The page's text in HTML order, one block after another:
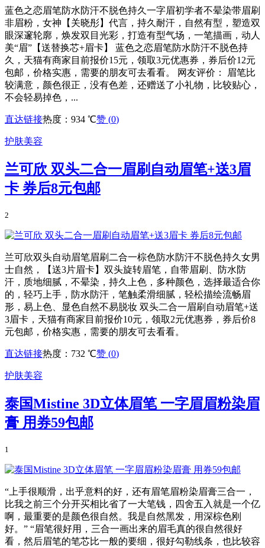
蓝色之恋眉笔防水防汗不脱色持久一字眉初学者不晕染带眉刷
非眉粉，女神【关晓彤】代言，持久耐汗，自然有型，塑造双
眼深邃轮廓，焕发双目光彩，打造有型气场，一笔描画，动人
美“眉”【送替换芯+眉卡】 蓝色之恋眉笔防水防汗不脱色持
久，天猫有商家目前报价15元，领取3元优惠券，券后价12元
包邮，价格实惠，需要的朋友可去看看。 网友评价： 眉笔比
较满意，颜色很正，没有色差，还赠送了小礼物，比较贴心，
不会轻易掉色，...
直达链接热度：934 ℃赞 (0)
护肤美容
兰可欣 双头二合一眉刷自动眉笔+送3眉
卡 券后8元包邮
2
兰可欣双头自动眉笔眉刷二合一棕色防水防汗不脱色持久女男
士自然，【送3片眉卡】双头旋转眉笔，自带眉刷、防水防
汗，质地细腻，不晕染，持久上色，多种颜色，选择最适合你
的，轻巧上手，防水防汗，笔触柔滑细腻，轻松描绘流畅眉
形，易上色、显色自然不易脱妆 双头二合一眉刷自动眉笔+送
3眉卡，天猫有商家目前报价10元，领取2元优惠券，券后价8
元包邮，价格实惠，需要的朋友可去看看。
直达链接热度：732 ℃赞 (0)
护肤美容
泰国Mistine 3D立体眉笔 一字眉眉粉染眉
膏 用券59包邮
1
“上手很顺滑，出乎意料的好，还有眉笔眉粉染眉膏三合一，
比我之前三个分开买相比省了一大笔钱，四舍五入就是一个亿
啊，最重要的是颜色很自然。我是自然黑发，用深棕色刚
好。” “眉笔很好用，三合一画出来的眉毛真的很自然很好
看，然后眉笔的笔芯比一般的要细，很好勾勒线条，也比较容